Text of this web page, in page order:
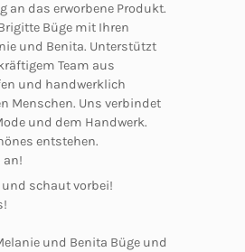
an das erworbene Produkt.
Büge mit Ihren
und Benita. Unterstützt
Team aus
und handwerklich
Menschen. Uns verbindet
und dem Handwerk.
entstehen.
an!
schaut vorbei!
und Benita Büge und